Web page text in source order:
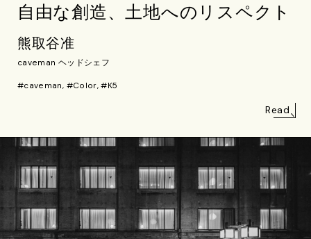
自由な創造、土地へのリスペクト
熊取谷准
caveman ヘッドシェフ
#caveman, #Color, #K5
Read